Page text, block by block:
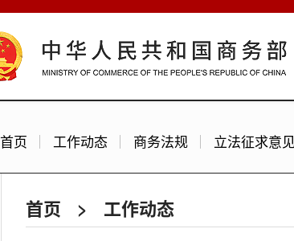
首页 工作动态 商务法规 立法征求意见
首页 > 工作动态